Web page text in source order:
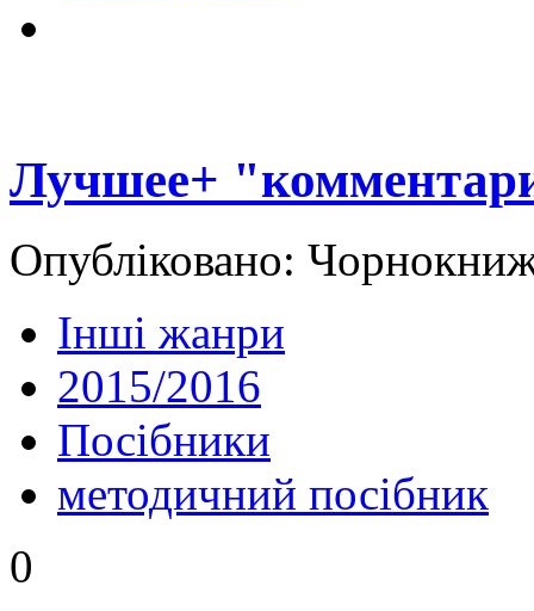
Лучшее+
Опубліковано:
Інші жанри
2015/2016
Посібники
методичний посібник
0